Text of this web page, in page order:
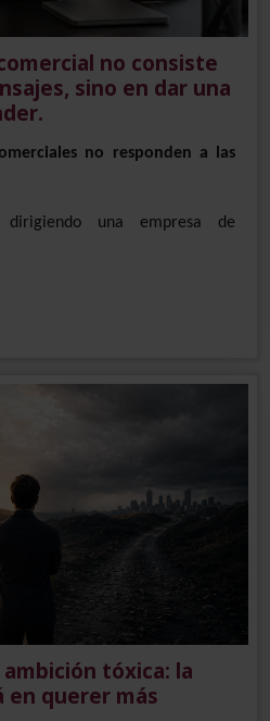
no consiste
sino en dar una
no responden a las
una empresa de
tóxica: la
querer más